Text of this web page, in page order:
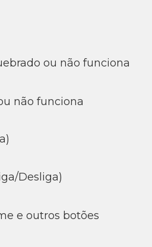
ou não funciona
não funciona
Desliga)
e outros botões